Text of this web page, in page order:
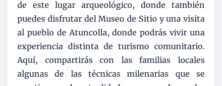
de este lugar arqueológico, donde también
puedes disfrutar del Museo de Sitio y una visita
al pueblo de Atuncolla, donde podrás vivir una
experiencia distinta de turismo comunitario.
Aquí, compartirás con las familias locales
algunas de las técnicas milenarias que se